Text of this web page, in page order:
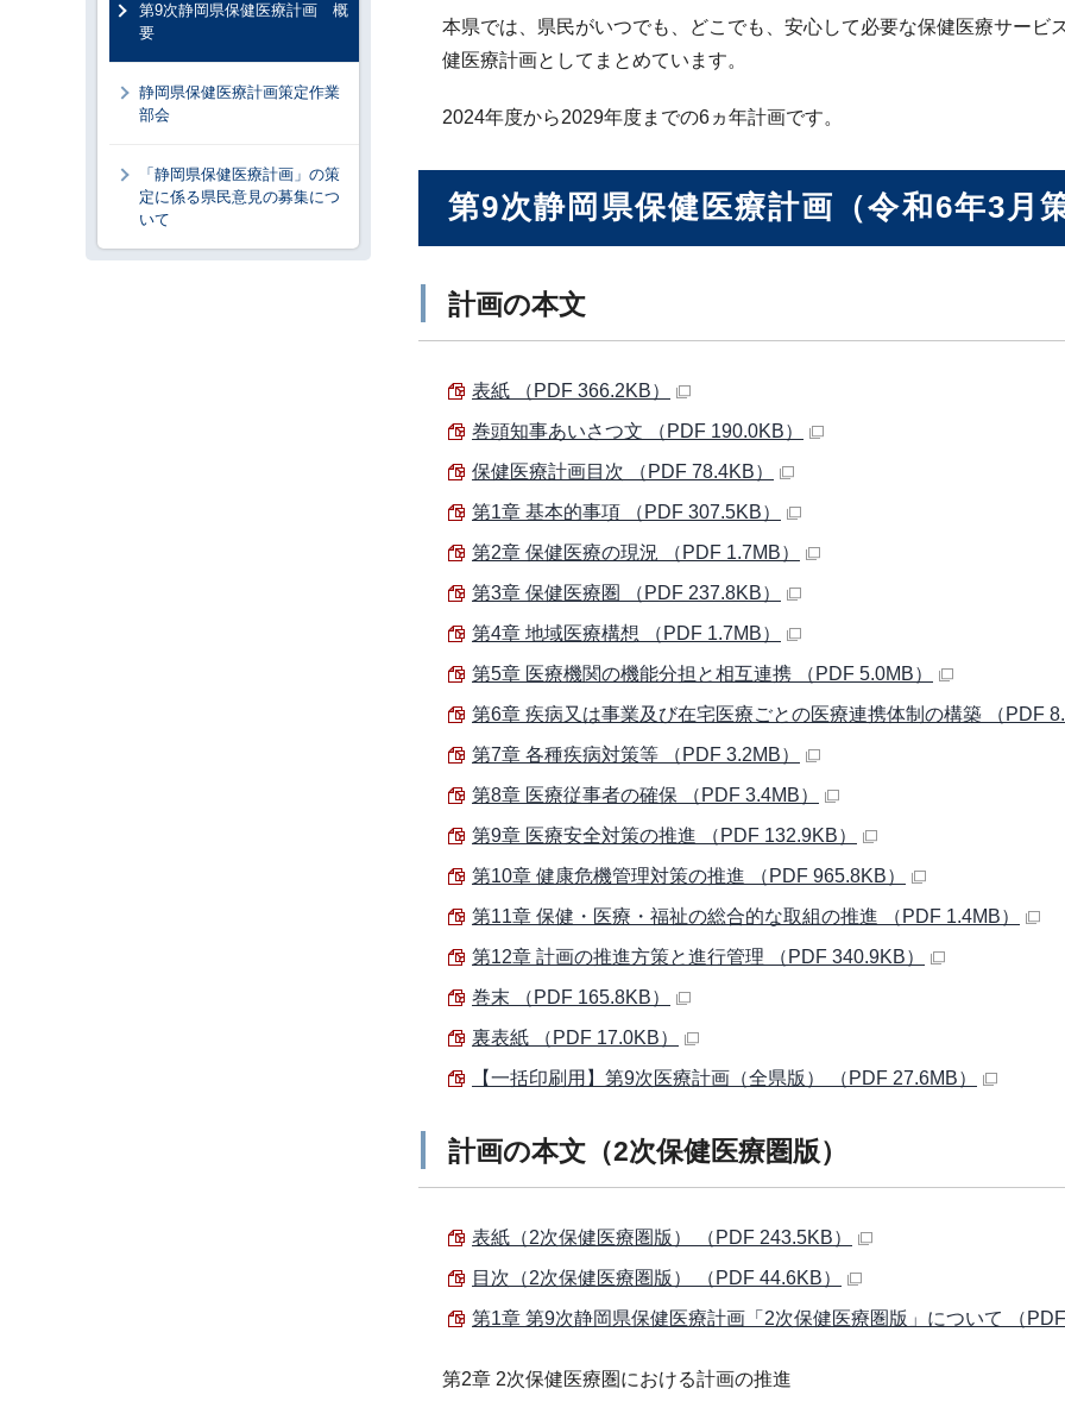
本県では、県民がいつでも、どこでも、安心して必要な保健医療サービ
健医療計画としてまとめています。
2024年度から2029年度までの6ヵ年計画です。
第9次静岡県保健医療計画（令和6年3月
計画の本文
表紙 （PDF 366.2KB）
巻頭知事あいさつ文 （PDF 190.0KB）
保健医療計画目次 （PDF 78.4KB）
第1章 基本的事項 （PDF 307.5KB）
第2章 保健医療の現況 （PDF 1.7MB）
第3章 保健医療圏 （PDF 237.8KB）
第4章 地域医療構想 （PDF 1.7MB）
第5章 医療機関の機能分担と相互連携 （PDF 5.0MB）
第6章 疾病又は事業及び在宅医療ごとの医療連携体制の構築 （PDF
第7章 各種疾病対策等 （PDF 3.2MB）
第8章 医療従事者の確保 （PDF 3.4MB）
第9章 医療安全対策の推進 （PDF 132.9KB）
第10章 健康危機管理対策の推進 （PDF 965.8KB）
第11章 保健・医療・福祉の総合的な取組の推進 （PDF 1.4MB）
第12章 計画の推進方策と進行管理 （PDF 340.9KB）
巻末 （PDF 165.8KB）
裏表紙 （PDF 17.0KB）
【一括印刷用】第9次医療計画（全県版） （PDF 27.6MB）
計画の本文（2次保健医療圏版）
表紙（2次保健医療圏版） （PDF 243.5KB）
目次（2次保健医療圏版） （PDF 44.6KB）
第1章 第9次静岡県保健医療計画「2次保健医療圏版」について （
第2章 2次保健医療圏における計画の推進
第9次静岡県保健医療計画 概
要
静岡県保健医療計画策定作業
部会
「静岡県保健医療計画」の策
定に係る県民意見の募集につ
いて